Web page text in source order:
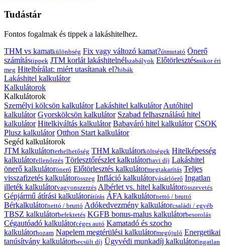
Tudástár
Fontos fogalmak és tippek a lakáshitelhez.
THM vs kamatkülönbség Fix vagy változó kamat?útmutató Önerő
számítástippek JTM korlát lakáshitelnélszabályok Előtörlesztésmikor éri
meg Hitelbírálat: miért utasítanak el?hibák
Lakáshitel kalkulátor
Kalkulátorok
Kalkulátorok
Személyi kölcsön kalkulátor Lakáshitel kalkulátor Autóhitel
kalkulátor Gyorskölcsön kalkulátor Szabad felhasználású hitel
kalkulátor Hitelkiváltás kalkulátor Babaváró hitel kalkulátor CSOK
Plusz kalkulátor Otthon Start kalkulátor
Segéd kalkulátorok
JTM kalkulátorterhelhetőség THM kalkulátorköltségek Hitelképesség
kalkulátorellenőrzés Törlesztőrészlet kalkulátorhavi díj Lakáshitel
önerő kalkulátorönerő Előtörlesztés kalkulátormegtakarítás Teljes
visszafizetés kalkulátorösszeg Infláció kalkulátorvásárlóerő Ingatlan
illeték kalkulátorvagyonszerzés Albérlet vs. hitel kalkulátorösszevetés
Gépjármű átírási kalkulátorátírás ÁFA kalkulátornettó / bruttó
Bérkalkulátornettó / bruttó Adókedvezmény kalkulátorcsaládi / egyéb
TBSZ kalkulátorbefektetés KGFB bonus-malus kalkulátorbesorolás
Cégautóadó kalkulátorcéges autó Kamatadó és szocho
kalkulátorhozam Napelem megtérülési kalkulátormegújuló Energetikai
tanúsítvány kalkulátorbecsült díj Ügyvédi munkadíj kalkulátoringatlan